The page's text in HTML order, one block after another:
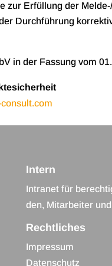
zur Erfül­lung der
Durch­füh­rung
in der Fas­sung vom
Intern
Intra­net für
den, Mit­ar­bei­ter
Rechtliches
Impres­sum
Daten­schutz